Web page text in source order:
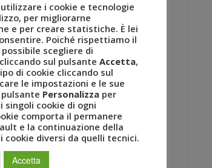
delegato di
PATANÈ,RESORT
i cookie e tecnologie
per migliorarne
e per creare statistiche. È lei
Poiché rispettiamo il
scegliere di
sul pulsante Accetta,
di cookie cliccando sul
le impostazioni e le sue
Personalizza per
singoli cookie di ogni
comporta il permanere
e la continuazione della
cookie diversi da quelli tecnici.
Accetta